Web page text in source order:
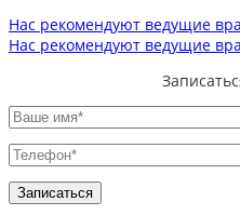
Нас рекомендуют ведущие
Нас рекомендуют ведущие